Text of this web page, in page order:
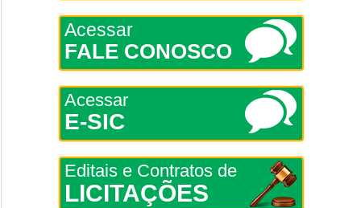
Acessar
FALE CONOSCO
Acessar
E-SIC
Editais e Contratos de
LICITAÇÕES